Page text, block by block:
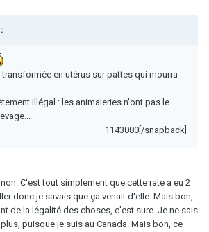
en utérus sur pattes qui mourra
illégal : les animaleries n'ont pas le
1143080[/snapback]
C'est tout simplement que cette rate a eu 2
donc je savais que ça venait d'elle. Mais bon,
de la légalité des choses, c'est sure. Je ne sais
puisque je suis au Canada. Mais bon, ce